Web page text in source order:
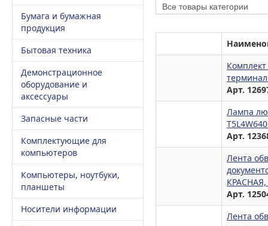
Бумага и бумажная
продукция
Бытовая техника
Демонстрационное
оборудование и
аксессуары
Запасные части
Комплектующие для
компьютеров
Компьютеры, ноутбуки,
планшеты
Носители информации
Арт.
Лампа
Арт.
Лента
КРАСНАЯ,
Арт.
Лента